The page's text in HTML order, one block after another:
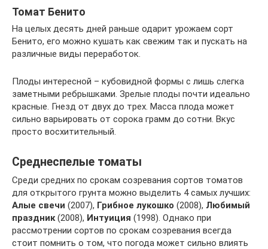
Томат Бенито
На целых десять дней раньше одарит урожаем сорт
Бенито, его можно кушать как свежим так и пускать на
различные виды переработок.
Плоды интересной – кубовидной формы с лишь слегка
заметными ребрышками. Зрелые плоды почти идеально
красные. Гнезд от двух до трех. Масса плода может
сильно варьировать от сорока грамм до сотни. Вкус
просто восхитительный.
Среднеспелые томаты
Среди средних по срокам созревания сортов томатов
для открытого грунта можно выделить 4 самых лучших:
Алые свечи (2007), Грибное лукошко (2008), Любимый
праздник (2008), Интуиция (1998). Однако при
рассмотрении сортов по срокам созревания всегда
стоит помнить о том, что погода может сильно влиять